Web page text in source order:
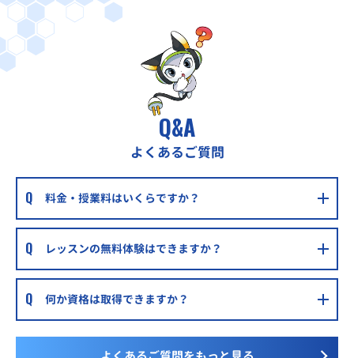
Q&A
よくあるご質問
料金・授業料はいくらですか？
レッスンの無料体験はできますか？
何か資格は取得できますか？